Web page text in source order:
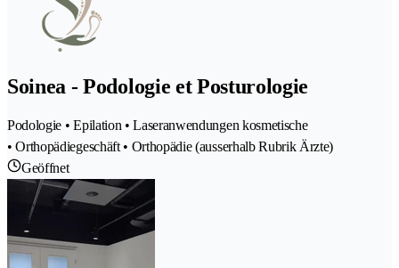
Soinea - Podologie et Posturologie
Podologie • Epilation • Laseranwendungen kosmetische
• Orthopädiegeschäft • Orthopädie (ausserhalb Rubrik Ärzte)
Geöffnet